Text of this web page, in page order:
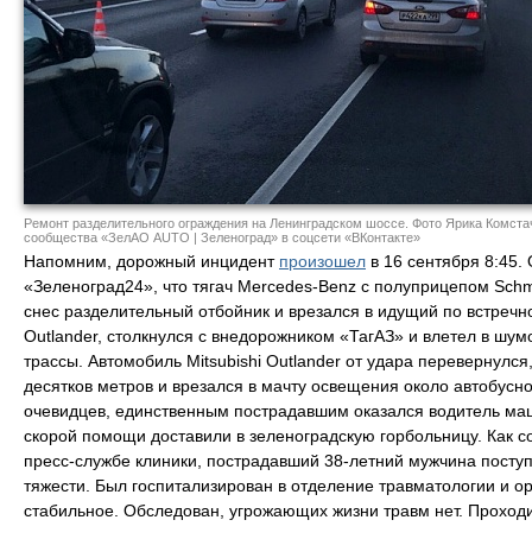
Ремонт разделительного ограждения на Ленинградском шоссе. Фото Ярика
сообщества «ЗелАО AUTO | Зеленоград» в соцсети «ВКонтакте»
Напомним, дорожный инцидент произошел в 16 сентября 8:45.
«Зеленоград24», что тягач Mercedes-Benz с полуприцепом
снес разделительный отбойник и врезался в идущий по
Outlander, столкнулся с внедорожником «ТагАЗ» и влетел в
трассы. Автомобиль Mitsubishi Outlander от удара
десятков метров и врезался в мачту освещения около
очевидцев, единственным пострадавшим оказался водитель
скорой помощи доставили в зеленоградскую горбольницу. Как
пресс-службе клиники, пострадавший 38-летний мужчина
тяжести. Был госпитализирован в отделение травматологии и
стабильное. Обследован, угрожающих жизни травм нет.